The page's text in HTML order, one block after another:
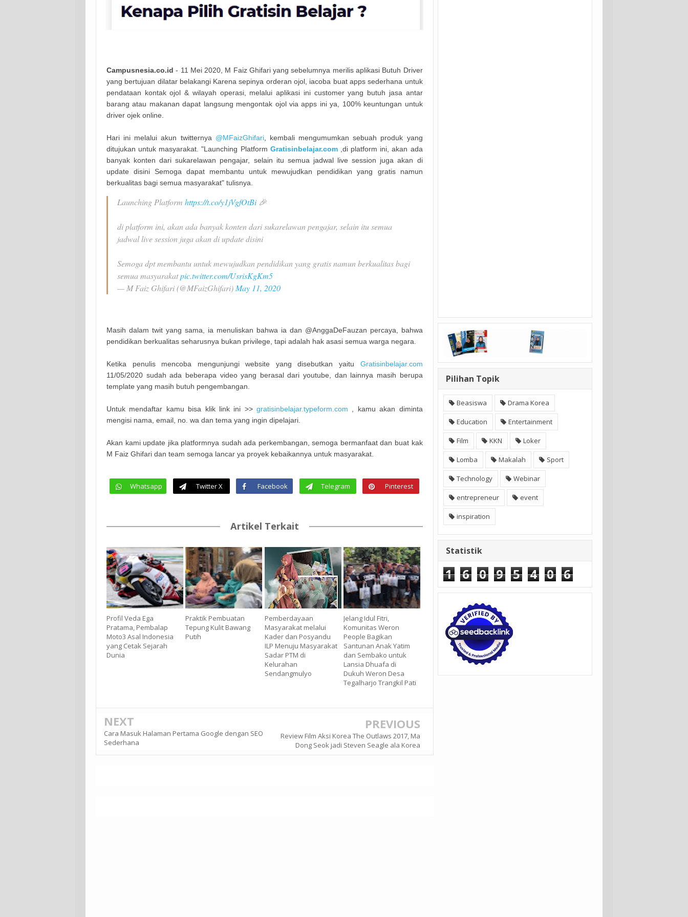
Campusnesia.co.id - 11 Mei 2020, M Faiz Ghifari yang sebelumnya merilis aplikasi Butuh Driver
yang bertujuan dilatar belakangi Karena sepinya orderan ojol, iacoba buat apps sederhana untuk
pendataan kontak ojol & wilayah operasi, melalui aplikasi ini customer yang butuh jasa antar
barang atau makanan dapat langsung mengontak ojol via apps ini ya, 100% keuntungan untuk
driver ojek online.
Hari ini melalui akun twitternya @MFaizGhifari, kembali mengumumkan sebuah produk yang
ditujukan untuk masyarakat. "Launching Platform Gratisinbelajar.com,di platform ini, akan ada
banyak konten dari sukarelawan pengajar, selain itu semua jadwal live session juga akan di
update disini Semoga dapat membantu untuk mewujudkan pendidikan yang gratis namun
berkualitas bagi semua masyarakat" tulisnya.
Launching Platform https://t.co/y1jVgfOtBi🎉
di platform ini, akan ada banyak konten dari sukarelawan pengajar, selain itu semua
jadwal live session juga akan di update disini
Semoga dpt membantu untuk mewujudkan pendidikan yang gratis namun berkualitas bagi
semua masyarakatpic.twitter.com/UsrisKgKm5
— M Faiz Ghifari (@MFaizGhifari)May 11, 2020
Masih dalam twit yang sama, ia menuliskan bahwa ia dan @AnggaDeFauzan percaya, bahwa
pendidikan berkualitas seharusnya bukan privilege, tapi adalah hak asasi semua warga negara.
Ketika penulis mencoba mengunjungi website yang disebutkan yaitu Gratisinbelajar.com
11/05/2020 sudah ada beberapa video yang berasal dari youtube, dan lainnya masih berupa
template yang masih butuh pengembangan.
Untuk mendaftar kamu bisa klik link ini >>gratisinbelajar.typeform.com , kamu akan diminta
mengisi nama, email, no. wa dan tema yang ingin dipelajari.
Akan kami update jika platformnya sudah ada perkembangan, semoga bermanfaat dan buat kak
M Faiz Ghifari dan team semoga lancar ya proyek kebaikannya untuk masyarakat.
Whatsapp Twitter X Facebook Telegram Pinterest
Artikel Terkait
Profil Veda Ega
Pratama, Pembalap
Moto3 Asal Indonesia
yang Cetak Sejarah
Dunia
Praktik Pembuatan
Tepung Kulit Bawang
Putih
Pemberdayaan
Masyarakat melalui
Kader dan Posyandu
ILP Menuju Masyarakat
Sadar PTM di
Kelurahan
Sendangmulyo
Jelang Idul Fitri,
Komunitas Weron
People Bagikan
Santunan Anak Yatim
dan Sembako untuk
Lansia Dhuafa di
Dukuh Weron Desa
Tegalharjo Trangkil Pati
NEXT
Cara Masuk Halaman Pertama Google dengan SEO
Sederhana
PREVIOUS
Review Film Aksi Korea The Outlaws 2017, Ma
Dong Seok jadi Steven Seagle ala Korea
Pilihan Topik
Beasiswa Drama Korea
Education Entertainment
Film KKN Loker
Lomba Makalah Sport
Technology Webinar
entrepreneur event
inspiration
Statistik
1 6 0 9 5 4 0 6